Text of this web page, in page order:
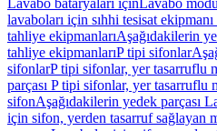
Lavabo bataryaları içinLavabo
lavaboları için sıhhi tesisat ekipmanı
tahliye ekipmanlarıAşağıdakilerin
tahliye ekipmanlarıP tipi sifonlar
sifonlarP tipi sifonlar, yer tasarruflu
parçası P tipi sifonlar, yer tasarruflu
sifonAşağıdakilerin yedek parçası
için sifon, yerden tasarruf sağlayan